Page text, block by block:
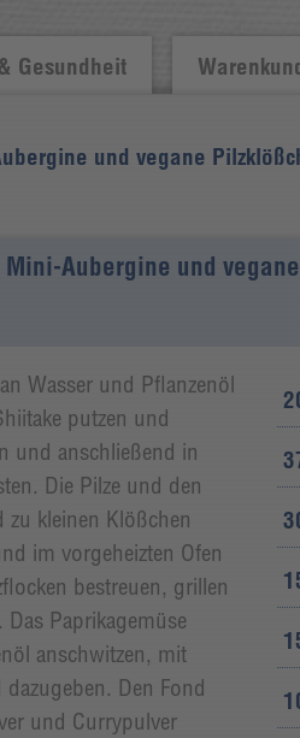
Gesundheit
und vegane
Aubergine und
Wasser und Pflanzenöl
putzen und
und anschließend in
Die Pilze und den
zu kleinen Klößchen
im vorgeheizten Ofen
bestreuen, grillen
Paprikagemüse
anschwitzen, mit
Den Fond
und Currypulver